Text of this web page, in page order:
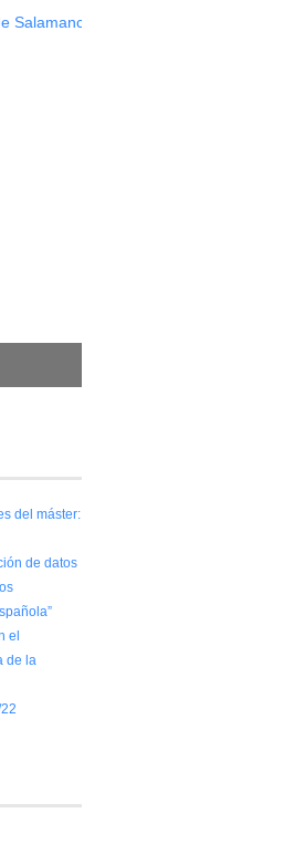
del máster:
de datos
el
de la